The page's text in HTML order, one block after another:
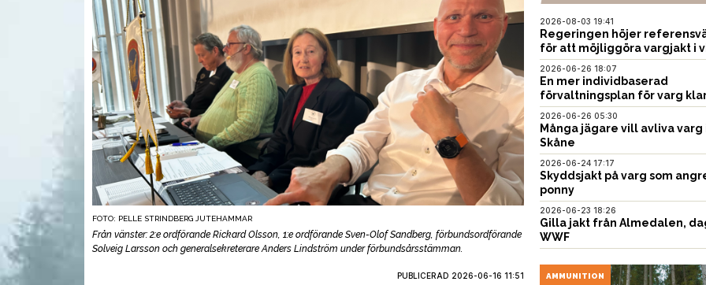
FOTO: PELLE STRINDBERG JUTEHAMMAR
Från vänster: 2:e ordförande Rickard Olsson, 1:e ordförande Sven-Olof Sandberg, förbundsordförande
Solveig Larsson och generalsekreterare Anders Lindström under förbundsårsstämman.
PUBLICERAD 2026-06-16 11:51
2026-08-03 19:41
Regeringen höjer
för att möjliggöra vargjakt i
2026-06-26 18:07
En mer individbaserad
förvaltningsplan för varg
2026-06-26 05:30
Många jägare vill avliva varg
Skåne
2026-06-24 17:17
Skyddsjakt på varg som
ponny
2026-06-23 18:26
Gilla jakt från Almedalen,
WWF
AMMUNITION